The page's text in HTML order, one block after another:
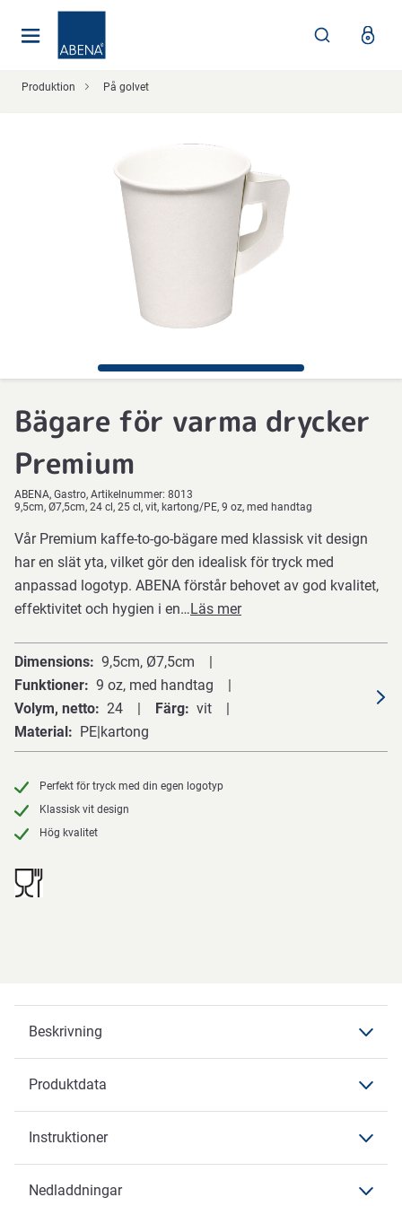
Produktion På golvet
Bägare för varma drycker
Premium
ABENA Gastro Artikelnummer: 8013
9,5cm, Ø7,5cm, 24 cl, 25 cl, vit, kartong/PE, 9 oz, med handtag
Vår Premium kaffe-to-go-bägare med klassisk vit design
har en slät yta, vilket gör den idealisk för tryck med
anpassad logotyp. ABENA förstår behovet av god kvalitet,
effektivitet och hygien i en…Läs mer
Dimensions
9,5cm, Ø7,5cm
Funktioner
9 oz, med handtag
Volym, netto
24 Färg
vit
Material
PE|kartong
Perfekt för tryck med din egen logotyp
Klassisk vit design
Hög kvalitet
Beskrivning
Produktdata
Instruktioner
Nedladdningar